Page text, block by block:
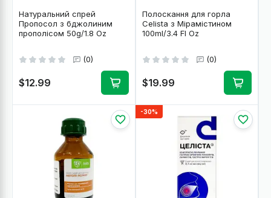
Натуральний спрей
Пропосол з бджолиним
прополісом 50g/1.8 Oz
(0)
$12.99
Полоскання для горла
Celista з Мірамістином
100ml/3.4 Fl Oz
(0)
$19.99
-30%